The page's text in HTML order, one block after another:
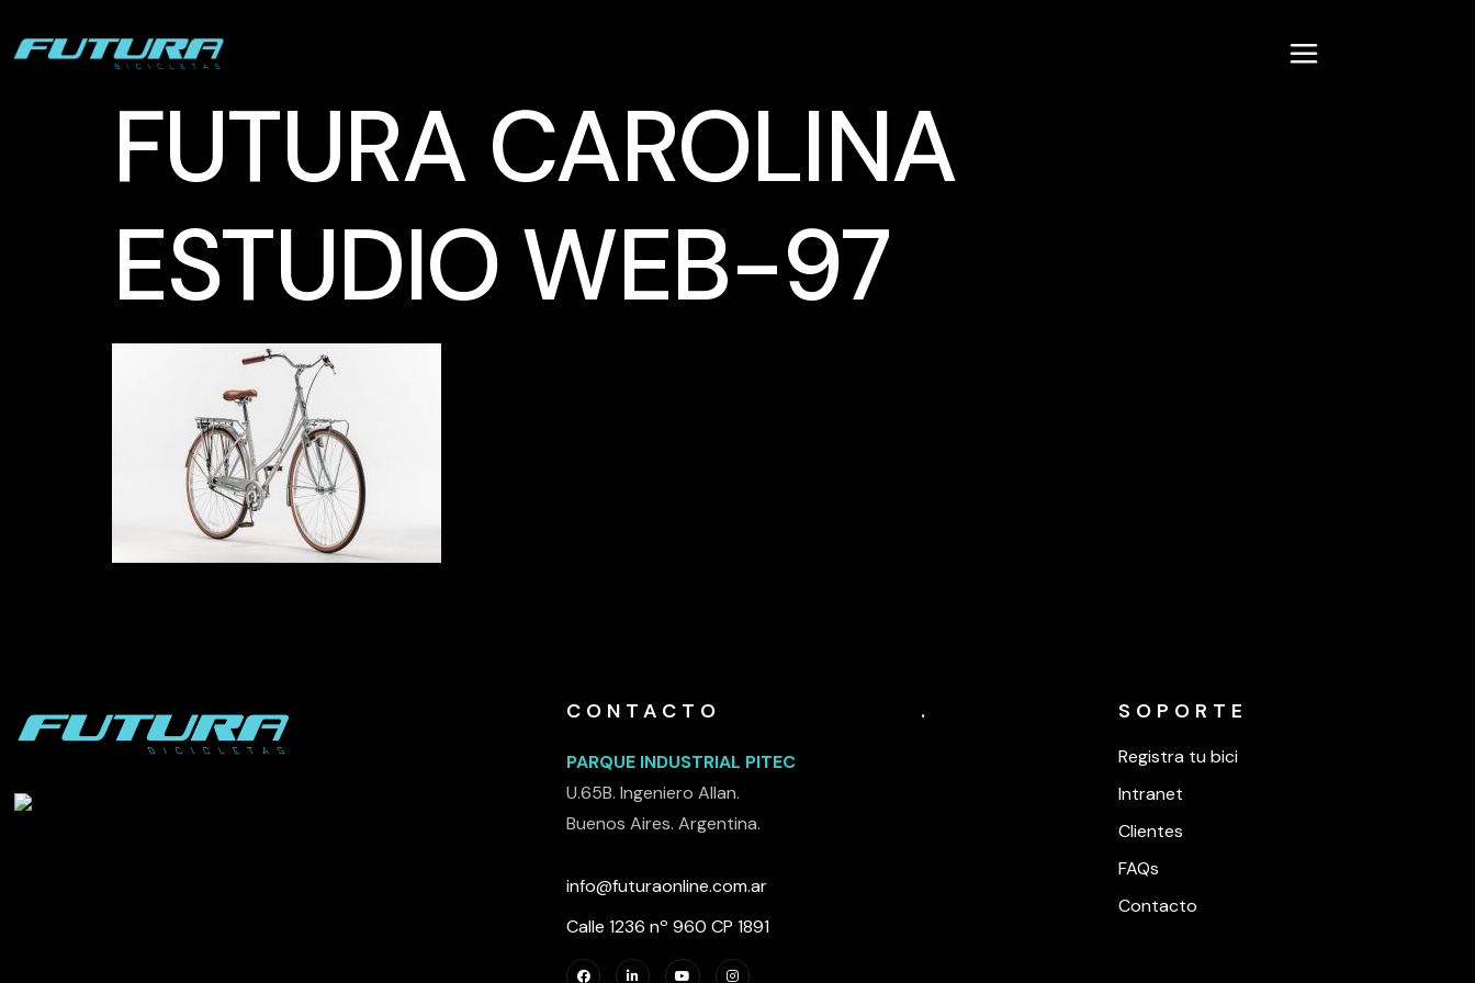
FUTURA CAROLINA
ESTUDIO WEB-97
CONTACTO
PARQUE INDUSTRIAL PITEC
U.65B. Ingeniero Allan.
Buenos Aires. Argentina.
info@futuraonline.com.ar
Calle 1236 nº 960 CP 1891
. SOPORTE
Registra tu bici
Intranet
Clientes
FAQs
Contacto